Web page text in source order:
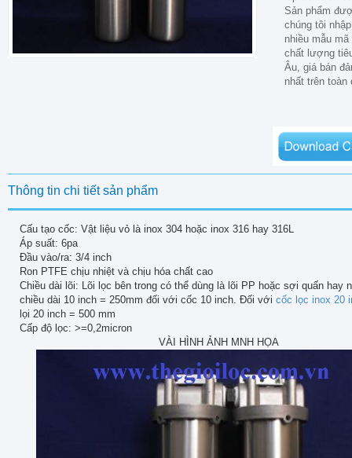
Sản phẩm
chúng tôi
nhiều mẫu mã
chất lượng
Âu, giá bán
nhất trên toàn
Thông tin chi tiết sản phẩm
Cấu tạo cốc: Vật liệu vỏ là inox 304 hoặc inox 316 hay 316L
Áp suất: 6pa
Đầu vào/ra: 3/4 inch
Ron PTFE chịu nhiệt và chịu hóa chất cao
Chiều dài lõi: Lõi lọc bên trong có thể dùng là lõi PP hoặc sợi quấn hay
chiều dài 10 inch = 250mm đối với cốc 10 inch. Đối với cốc lọc inox 20
lọi 20 inch = 500 mm
Cấp độ lọc: >=0,2micron
VÀI HÌNH ẢNH MNH HỌA